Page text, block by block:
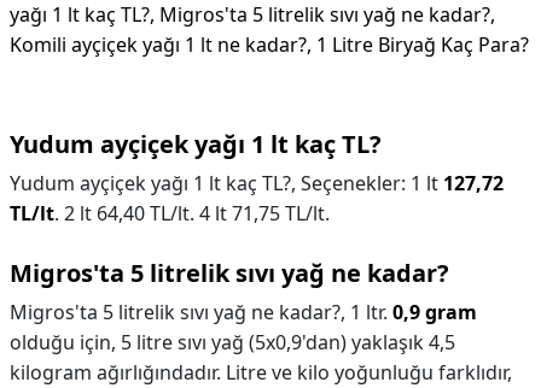
yağı 1 lt kaç TL?, Migros'ta 5 litrelik sıvı yağ ne kadar?,
Komili ayçiçek yağı 1 lt ne kadar?, 1 Litre Biryağ Kaç Para?
Yudum ayçiçek yağı 1 lt kaç TL?
Yudum ayçiçek yağı 1 lt kaç TL?, Seçenekler: 1 lt 127,72
TL/lt. 2 lt 64,40 TL/lt. 4 lt 71,75 TL/lt.
Migros'ta 5 litrelik sıvı yağ ne kadar?
Migros'ta 5 litrelik sıvı yağ ne kadar?, 1 ltr. 0,9 gram
olduğu için, 5 litre sıvı yağ (5x0,9'dan) yaklaşık 4,5
kilogram ağırlığındadır. Litre ve kilo yoğunluğu farklıdır,